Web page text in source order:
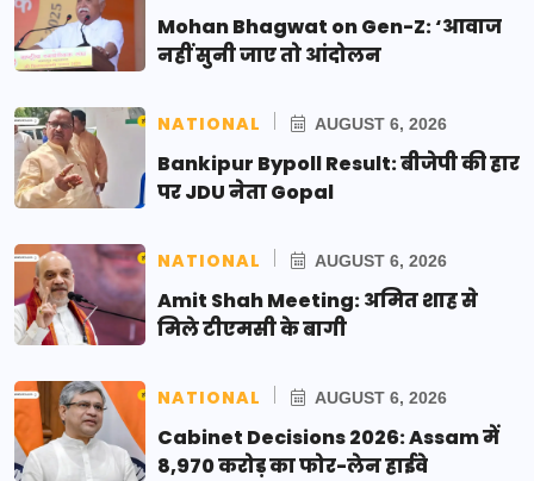
Mohan Bhagwat on Gen-Z: ‘आवाज
नहीं सुनी जाए तो आंदोलन
NATIONAL AUGUST 6, 2026
Bankipur Bypoll Result: बीजेपी की हार
पर JDU नेता Gopal
NATIONAL AUGUST 6, 2026
Amit Shah Meeting: अमित शाह से
मिले टीएमसी के बागी
NATIONAL AUGUST 6, 2026
Cabinet Decisions 2026: Assam में
8,970 करोड़ का फोर-लेन हाईवे